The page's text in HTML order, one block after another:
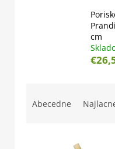
cm
Abecedne